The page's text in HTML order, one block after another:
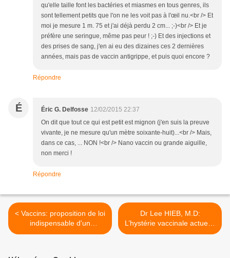
qu'elle taille font les bactéries et miasmes en tous genres, ils
sont tellement petits que l'on ne les voit pas à l'œil nu.<br /> Et
moi je mesure 1 m. 75 et j'ai déjà perdu 2 cm... ;-)<br /> Et je
préfère une seringue, même pas peur ! ;-) Et des injections et
des prises de sang, j'en ai eu des dizaines ces 2 dernières
années, mais pas de vaccin antigrippe, et puis quoi encore ?
Répondre
É Éric G. Delfosse 12/02/2015 22:37
On dit que tout ce qui est petit est mignon (j'en suis la preuve
vivante, je ne mesure qu'un mètre soixante-huit)...<br /> Mais,
dans ce cas, ... NON !<br /> Nano vaccin ou grande aiguille,
non merci !
Répondre
< Vaccins: proposition de loi
indispensable d'un
parlementaire français
Dr Lee HIEB, M.D:
L’hystérie vaccinale actuelle
pourrait déclencher un